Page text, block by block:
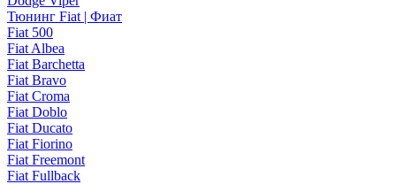
Тюнинг Fiat | Фиат
Fiat 500
Fiat Albea
Fiat Barchetta
Fiat Bravo
Fiat Croma
Fiat Doblo
Fiat Ducato
Fiat Fiorino
Fiat Freemont
Fiat Fullback